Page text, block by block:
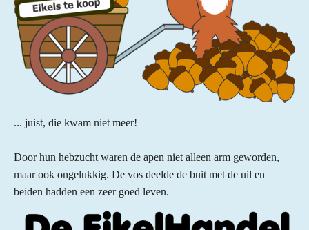
... juist, die kwam niet meer!
Door hun hebzucht waren de apen niet alleen arm geworden,
maar ook ongelukkig. De vos deelde de buit met de uil en
beiden hadden een zeer goed leven.